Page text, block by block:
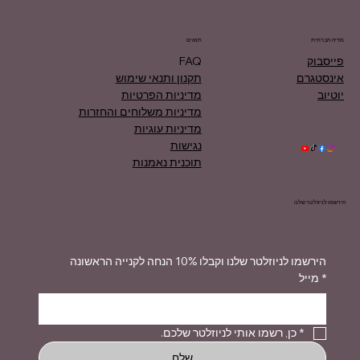
תנאים
FAQ
תקנון ותנאי שימוש
מדיניות הפרטיות
מדיניות משלוחים והחזרות
מדיניות עוגיות
נגישות
תוכנית נאמנות
מדיה חברתית
פייסבוק
אינסטגרם
יוטיוב
הירשמו לניוזלטר שלנו וקבלו 10% הנחה לקנייה הראשונה
* מייל
* כן, רשמו אותי לניוזלטר שלכם.
הירשמו לניוזלטר שלנו